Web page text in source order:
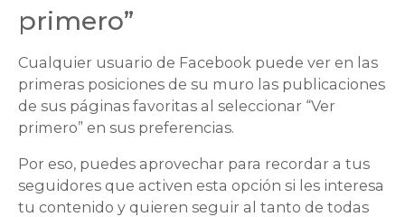
primero”
Cualquier usuario de Facebook puede ver en las
primeras posiciones de su muro las publicaciones
de sus páginas favoritas al seleccionar “Ver
primero” en sus preferencias.
Por eso, puedes aprovechar para recordar a tus
seguidores que activen esta opción si les interesa
tu contenido y quieren seguir al tanto de todas